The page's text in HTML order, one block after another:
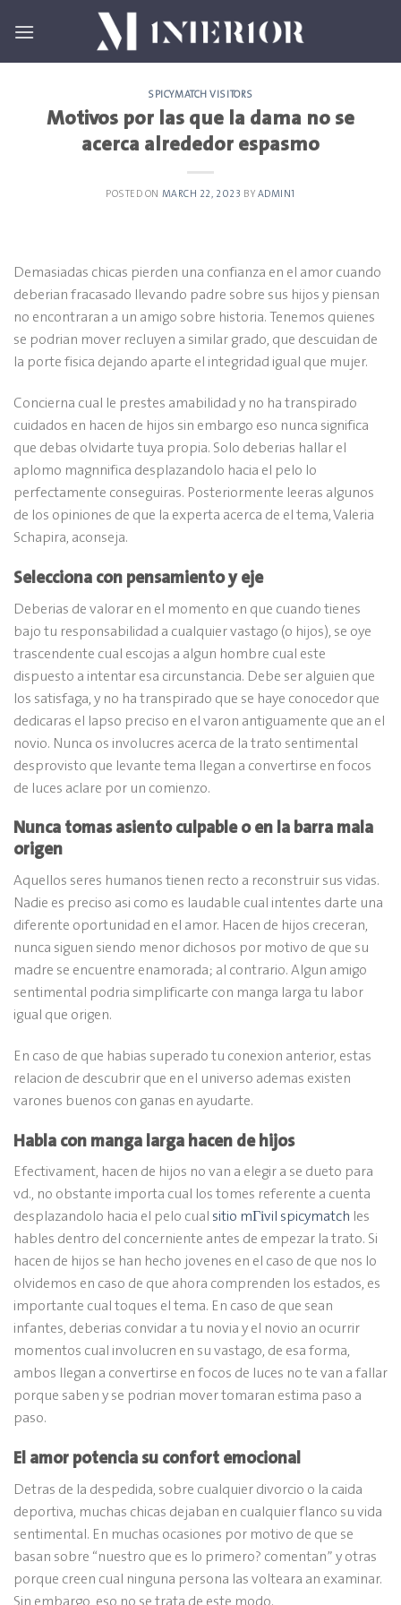
SPICYMATCH VISITORS
Motivos por las que la dama no se
acerca alrededor espasmo
POSTED ON MARCH 22, 2023 BY ADMIN1
Demasiadas chicas pierden una confianza en el amor cuando
deberian fracasado llevando padre sobre sus hijos y piensan
no encontraran a un amigo sobre historia. Tenemos quienes
se podri­an mover recluyen a similar grado, que descuidan de
la porte fisica dejando aparte el integridad igual que mujer.
Concierna cual le prestes amabilidad y no ha transpirado
cuidados en hacen de hijos sin embargo eso nunca significa
que debas olvidarte tuya propia. Solo deberias hallar el
aplomo magnnifica desplazandolo hacia el pelo lo
perfectamente conseguiras. Posteriormente leeras algunos
de los opiniones de que la experta acerca de el tema, Valeria
Schapira, aconseja.
Selecciona con pensamiento y eje
Deberias de valorar en el momento en que cuando tienes
bajo tu responsabilidad a cualquier vastago (o hijos), se oye
trascendente cual escojas a algun hombre cual este
dispuesto a intentar esa circunstancia. Debe ser alguien que
los satisfaga, y no ha transpirado que se haye conocedor que
dedicaras el lapso preciso en el varon antiguamente que an el
novio. Nunca os involucres acerca de la trato sentimental
desprovisto que levante tema llegan a convertirse en focos
de luces aclare por un comienzo.
Nunca tomas asiento culpable o en la barra mala
origen
Aquellos seres humanos tienen recto a reconstruir sus vidas.
Nadie es preciso asi­ como es laudable cual intentes darte una
diferente oportunidad en el amor. Hacen de hijos creceran,
nunca siguen siendo menor dichosos por motivo de que su
madre se encuentre enamorada; al contrario. Algun amigo
sentimental podria simplificarte con manga larga tu labor
igual que origen.
En caso de que habias superado tu conexion anterior, estas
relacion de descubrir que en el universo ademas existen
varones buenos con ganas en ayudarte.
Habla con manga larga hacen de hijos
Efectivament, hacen de hijos no van a elegir a se dueto para
vd., no obstante importa cual los tomes referente a cuenta
desplazandolo hacia el pelo cual sitio mГіvil spicymatch les
hables dentro del concerniente antes de empezar la trato. Si
hacen de hijos se han hecho jovenes en el caso de que nos lo
olvidemos en caso de que ahora comprenden los estados, es
importante cual toques el tema. En caso de que sean
infantes, deberias convidar a tu novia y el novio an ocurrir
momentos cual involucren en su vastago, de esa forma,
ambos llegan a convertirse en focos de luces no te van a fallar
porque saben y se podri­an mover tomaran estima paso a
paso.
El amor potencia su confort emocional
Detras de la despedida, sobre cualquier divorcio o la caida
deportiva, muchas chicas dejaban en cualquier flanco su vida
sentimental. En muchas ocasiones por motivo de que se
basan sobre “nuestro que es lo primero? comentan” y otras
porque creen cual ninguna persona las volteara an examinar.
Sin embargo, eso no se trata de este modo.